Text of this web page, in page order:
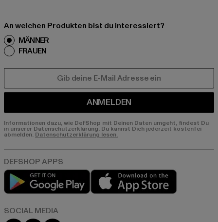
An welchen Produkten bist du interessiert?
MÄNNER
FRAUEN
ANMELDEN
Informationen dazu, wie DefShop mit Deinen Daten umgeht, findest Du
in unserer Datenschutzerklärung. Du kannst Dich jederzeit kostenfei
abmelden. Datenschutzerklärung lesen.
Play market